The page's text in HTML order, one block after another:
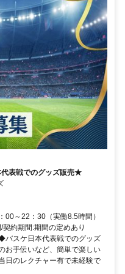
代表戦でのグッズ販売★
00～22：30（実働8.5時間）
約期間:期間の定めあり
バスケ日本代表戦でのグッズ
お手伝いなど、簡単で楽しい
日のレクチャー有で未経験で